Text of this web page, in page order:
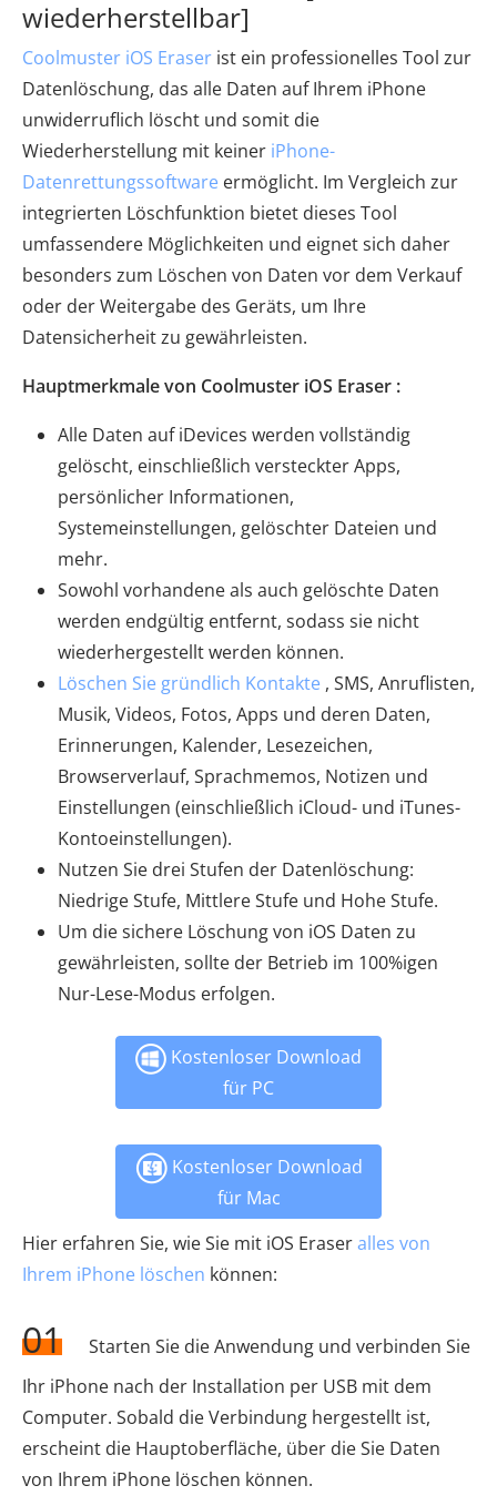
wiederherstellbar]
Coolmuster iOS Eraser ist ein professionelles Tool zur
Datenlöschung, das alle Daten auf Ihrem iPhone
unwiderruflich löscht und somit die
Wiederherstellung mit keiner iPhone-
Datenrettungssoftware ermöglicht. Im Vergleich zur
integrierten Löschfunktion bietet dieses Tool
umfassendere Möglichkeiten und eignet sich daher
besonders zum Löschen von Daten vor dem Verkauf
oder der Weitergabe des Geräts, um Ihre
Datensicherheit zu gewährleisten.
Hauptmerkmale von Coolmuster iOS Eraser :
Alle Daten auf iDevices werden vollständig
gelöscht, einschließlich versteckter Apps,
persönlicher Informationen,
Systemeinstellungen, gelöschter Dateien und
mehr.
Sowohl vorhandene als auch gelöschte Daten
werden endgültig entfernt, sodass sie nicht
wiederhergestellt werden können.
Löschen Sie gründlich Kontakte , SMS, Anruflisten,
Musik, Videos, Fotos, Apps und deren Daten,
Erinnerungen, Kalender, Lesezeichen,
Browserverlauf, Sprachmemos, Notizen und
Einstellungen (einschließlich iCloud- und iTunes-
Kontoeinstellungen).
Nutzen Sie drei Stufen der Datenlöschung:
Niedrige Stufe, Mittlere Stufe und Hohe Stufe.
Um die sichere Löschung von iOS Daten zu
gewährleisten, sollte der Betrieb im 100%igen
Nur-Lese-Modus erfolgen.
Kostenloser Download
für PC
Kostenloser Download
für Mac
Hier erfahren Sie, wie Sie mit iOS Eraseralles von
Ihrem iPhone löschen können:
01
Starten Sie die Anwendung und verbinden Sie
Ihr iPhone nach der Installation per USB mit dem
Computer. Sobald die Verbindung hergestellt ist,
erscheint die Hauptoberfläche, über die Sie Daten
von Ihrem iPhone löschen können.